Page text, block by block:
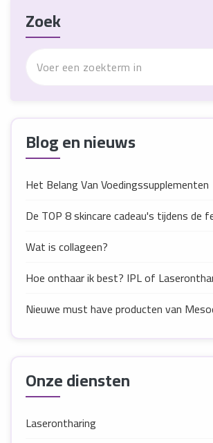
Zoek
Blog en nieuws
Het Belang Van Voedingssupplementen
De TOP 8 skincare cadeau's tijdens de
Wat is collageen?
Hoe onthaar ik best? IPL of
Nieuwe must have producten van
Onze diensten
Laserontharing